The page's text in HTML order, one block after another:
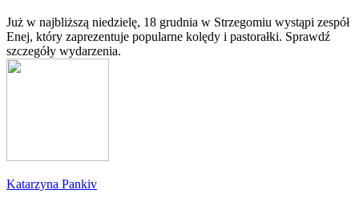
Już w najbliższą niedzielę, 18 grudnia w Strzegomiu wystąpi zespół
Enej, który zaprezentuje popularne kolędy i pastorałki. Sprawdź
szczegóły wydarzenia.
Katarzyna Pankiv